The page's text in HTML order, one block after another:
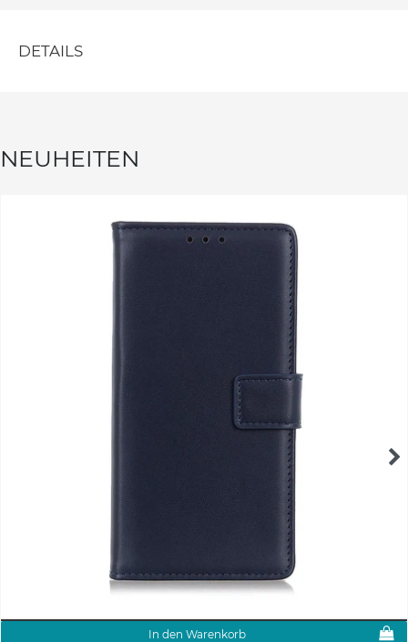
DETAILS
NEUHEITEN
In den Warenkorb